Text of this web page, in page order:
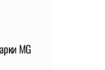
MG